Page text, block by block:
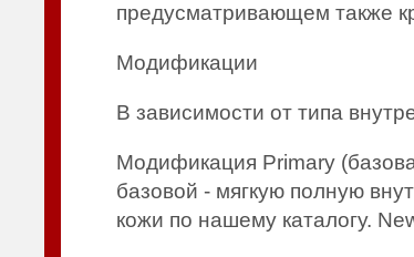
предусматривающем также
Модификации
В зависимости от типа
Модификация Primary
базовой - мягкую полную
кожи по нашему каталогу.